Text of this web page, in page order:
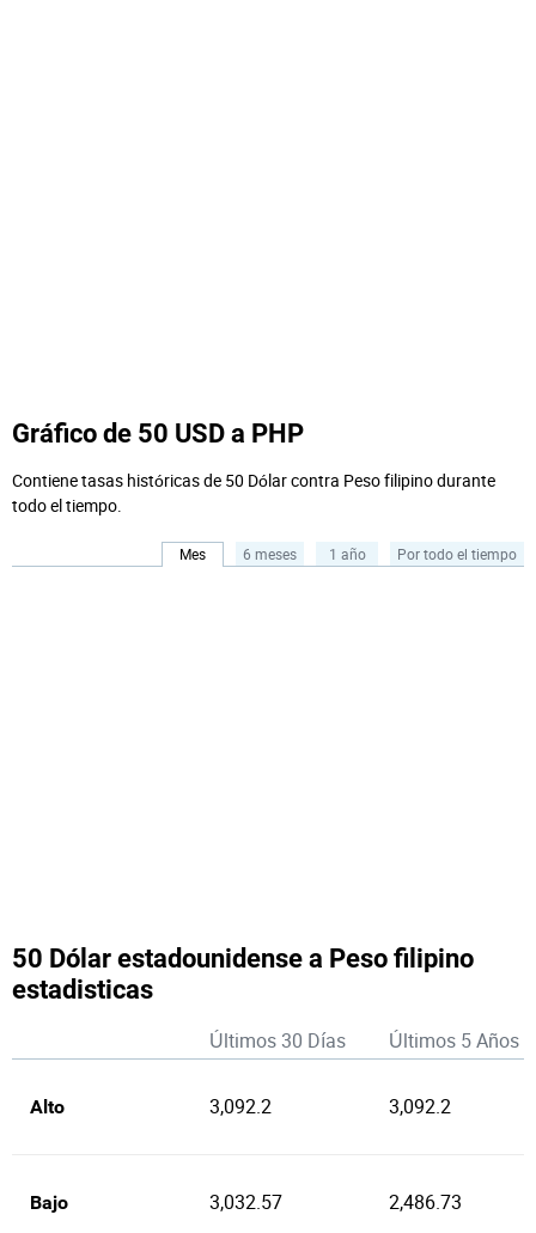
Gráfico de 50 USD a PHP
Contiene tasas históricas de 50 Dólar contra Peso filipino durante
todo el tiempo.
Mes 6 meses 1 año Por todo el tiempo
50 Dólar estadounidense a Peso filipino
estadisticas
Últimos 30 Días Últimos 5 Años
Alto 3,092.2 3,092.2
Bajo 3,032.57 2,486.73